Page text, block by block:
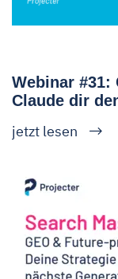
Webinar #31:
Claude dir
jetzt lesen